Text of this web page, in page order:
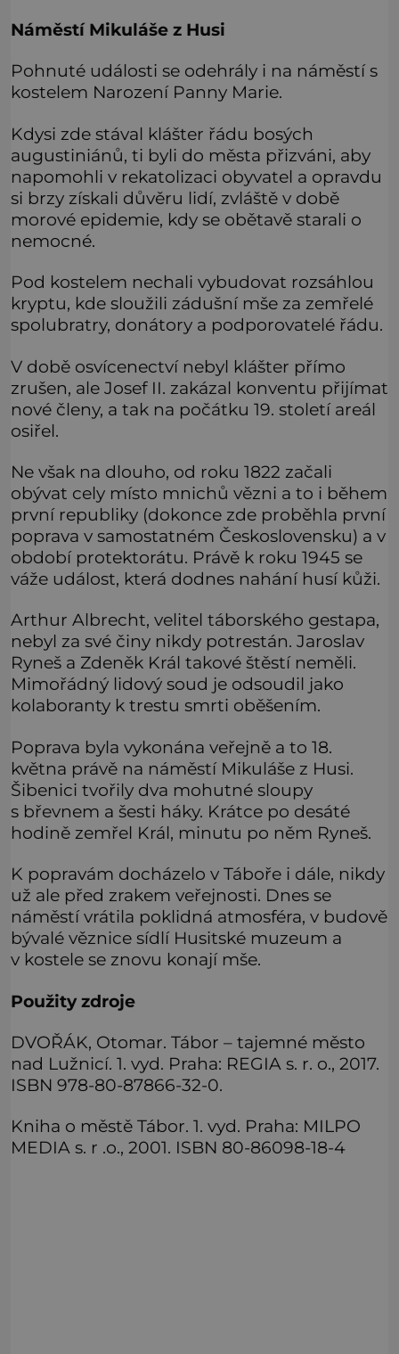
Náměstí Mikuláše z Husi
Pohnuté události se odehrály i na náměstí s
kostelem Narození Panny Marie.
Kdysi zde stával klášter řádu bosých
augustiniánů, ti byli do města přizváni, aby
napomohli v rekatolizaci obyvatel a opravdu
si brzy získali důvěru lidí, zvláště v době
morové epidemie, kdy se obětavě starali o
nemocné.
Pod kostelem nechali vybudovat rozsáhlou
kryptu, kde sloužili zádušní mše za zemřelé
spolubratry, donátory a podporovatelé řádu.
V době osvícenectví nebyl klášter přímo
zrušen, ale Josef II. zakázal konventu přijímat
nové členy, a tak na počátku 19. století areál
osiřel.
Ne však na dlouho, od roku 1822 začali
obývat cely místo mnichů vězni a to i během
první republiky (dokonce zde proběhla první
poprava v samostatném Československu) a v
období protektorátu. Právě k roku 1945 se
váže událost, která dodnes nahání husí kůži.
Arthur Albrecht, velitel táborského gestapa,
nebyl za své činy nikdy potrestán. Jaroslav
Ryneš a Zdeněk Král takové štěstí neměli.
Mimořádný lidový soud je odsoudil jako
kolaboranty k trestu smrti oběšením.
Poprava byla vykonána veřejně a to 18.
května právě na náměstí Mikuláše z Husi.
Šibenici tvořily dva mohutné sloupy
s břevnem a šesti háky. Krátce po desáté
hodině zemřel Král, minutu po něm Ryneš.
K popravám docházelo v Táboře i dále, nikdy
už ale před zrakem veřejnosti. Dnes se
náměstí vrátila poklidná atmosféra, v budově
bývalé věznice sídlí Husitské muzeum a
v kostele se znovu konají mše.
Použity zdroje
DVOŘÁK, Otomar. Tábor – tajemné město
nad Lužnicí. 1. vyd. Praha: REGIA s. r. o., 2017.
ISBN 978-80-87866-32-0.
Kniha o městě Tábor. 1. vyd. Praha: MILPO
MEDIA s. r .o., 2001. ISBN 80-86098-18-4